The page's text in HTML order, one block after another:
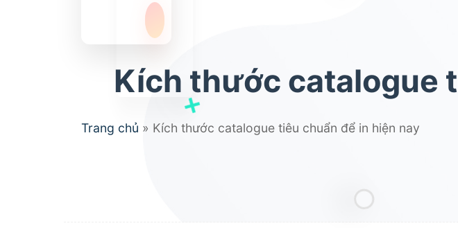
Kích thước catalogue
Trang chủ » Kích thước catalogue tiêu chuẩn để in hiện nay